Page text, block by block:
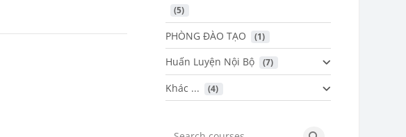
(5)
PHÒNG ĐÀO TẠO (1)
Huấn Luyện Nội Bộ (7)
Khác ... (4)